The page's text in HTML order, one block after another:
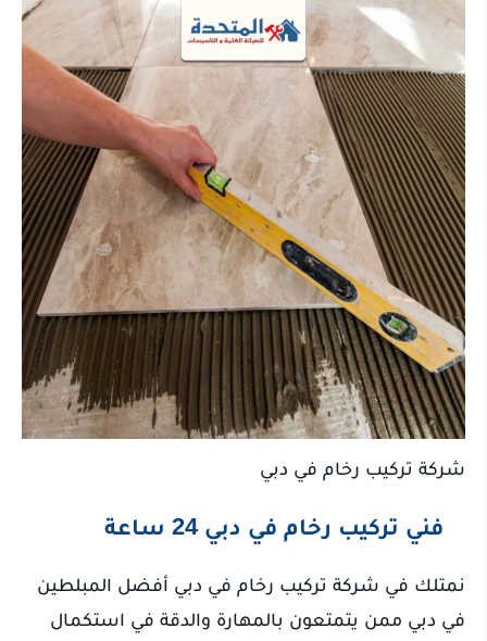
شركة تركيب رخام في دبي
فني تركيب رخام في دبي 24 ساعة
نمتلك في شركة تركيب رخام في دبي أفضل المبلطين
في دبي ممن يتمتعون بالمهارة والدقة في استكمال